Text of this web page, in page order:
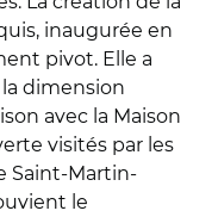
inaugurée en
pivot. Elle a
dimension
avec la Maison
visités par les
Saint-Martin-
le